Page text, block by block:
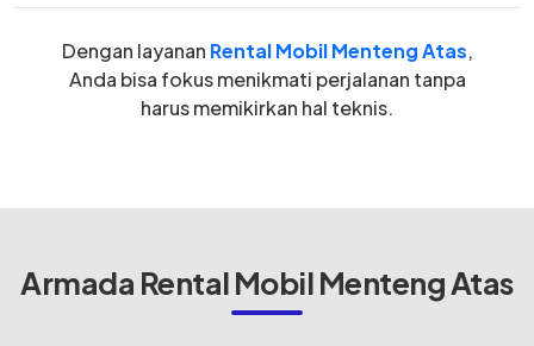
Dengan layanan Rental Mobil Menteng Atas,
Anda bisa fokus menikmati perjalanan tanpa
harus memikirkan hal teknis.
Armada Rental Mobil Menteng Atas